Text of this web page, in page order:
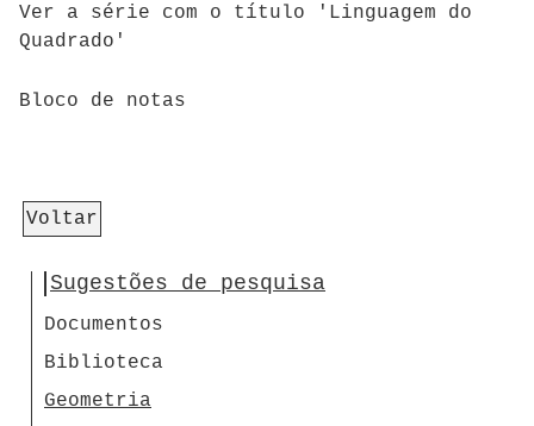
Ver a série com o título 'Linguagem do
Quadrado'
Bloco de notas
Voltar
Sugestões de pesquisa
Documentos
Biblioteca
Geometria